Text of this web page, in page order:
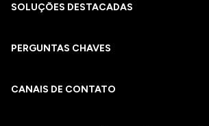
SOLUÇÕES DESTACADAS
PERGUNTAS CHAVES​
CANAIS DE CONTATO